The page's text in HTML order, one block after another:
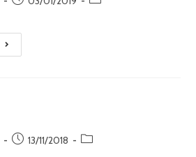
13/11/2018